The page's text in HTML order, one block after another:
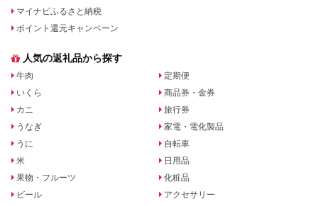
マイナビふるさと納税
ポイント還元キャンペーン
人気の返礼品から探す
牛肉
いくら
カニ
うなぎ
うに
米
果物・フルーツ
ビール
定期便
商品券・金券
旅行券
家電・電化製品
自転車
日用品
化粧品
アクセサリー